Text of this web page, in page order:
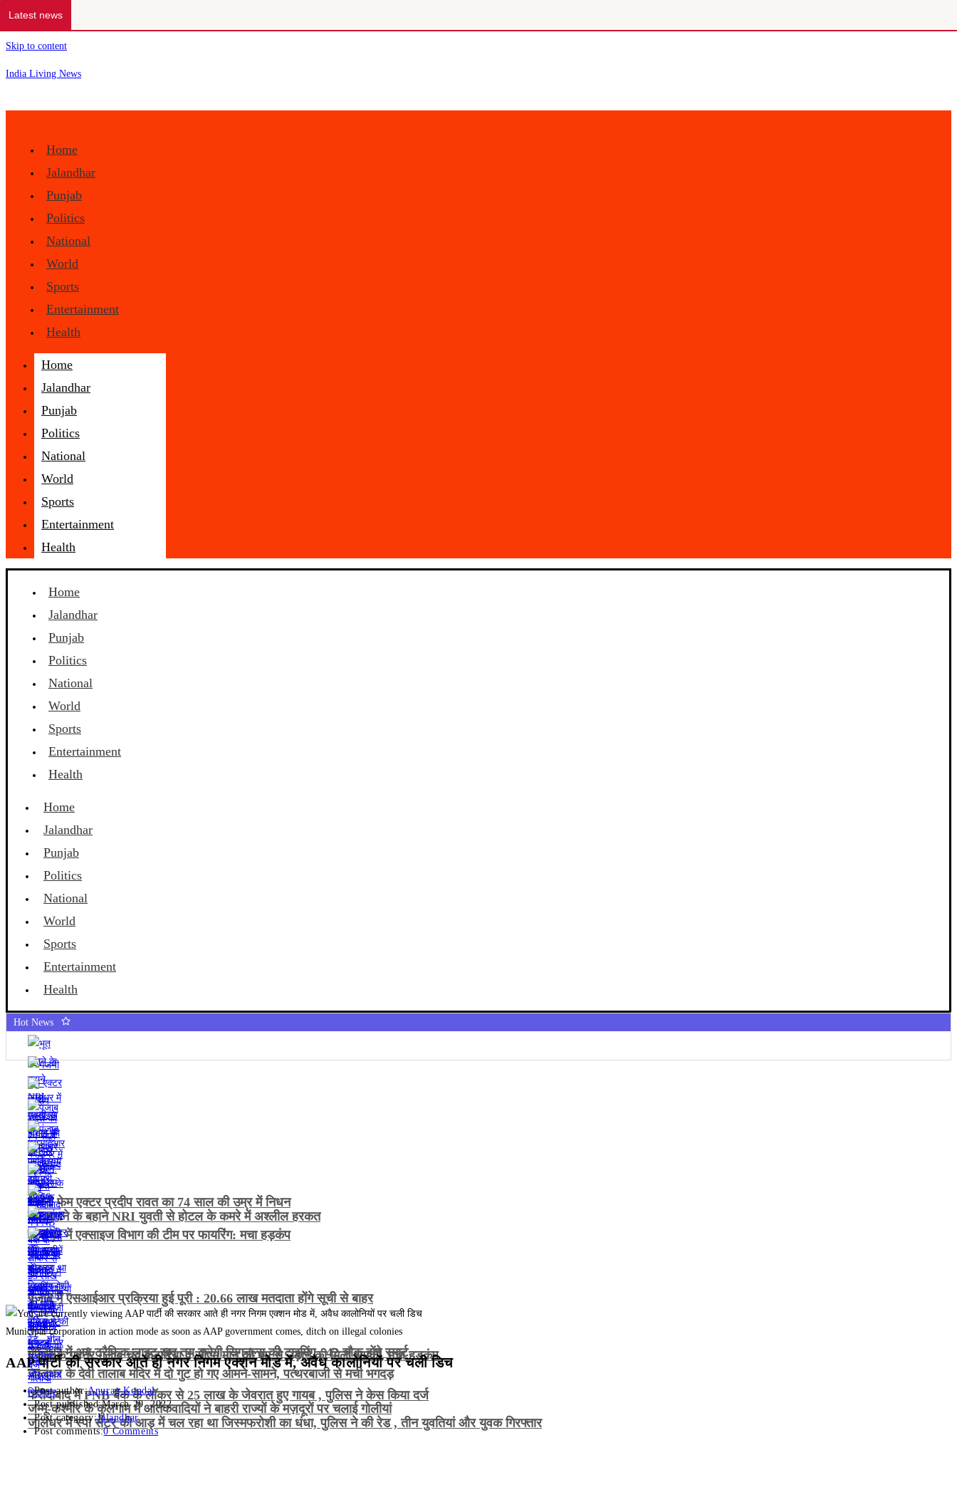
Latest news
Skip to content
India Living News
Home
Jalandhar
Punjab
Politics
National
World
Sports
Entertainment
Health
Home
Jalandhar
Punjab
Politics
National
World
Sports
Entertainment
Health
Home
Jalandhar
Punjab
Politics
National
World
Sports
Entertainment
Health
Home
Jalandhar
Punjab
Politics
National
World
Sports
Entertainment
Health
Hot News
भूत भगाने के बहाने NRI युवती से होटल के कमरे में अश्लील हरकत
गजनी फेम एक्टर प्रदीप रावत का 74 साल की उम्र में निधन
जालंधर में एक्साइज विभाग की टीम पर फायरिंग: मचा हड़कंप
पंजाब में एसआईआर प्रक्रिया हुई पूरी : 20.66 लाख मतदाता होंगे सूची से बाहर
पंजाब के गवर्नर गुलाब चंद कटारिया व सीएम मान को बम से उड़ाने की मिली धमकी, मचा हड़कंप
जालंधर में अब ट्रैफिक लाइट खुद तय करेगी सिगनल्स की टाइमिंग , 42 चौक होंगे स्मार्ट
जालंधर के देवी तालाब मंदिर में दो गुट हो गए आमने-सामने, पत्थरबाजी से मची भगदड़
फरीदाबाद में PNB बैंक के लॉकर से 25 लाख के जेवरात हुए गायब , पुलिस ने केस किया दर्ज
जालंधर में स्पा सेंटर की आड़ में चल रहा था जिस्मफरोशी का धंधा, पुलिस ने की रेड , तीन युवतियां और युवक गिरफ्तार
जम्मू-कश्मीर के कुलगाम में आतंकवादियों ने बाहरी राज्यों के मज़दूरों पर चलाई गोलीयां
Municipal corporation in action mode as soon as AAP government comes, ditch on illegal colonies
AAP पार्टी की सरकार आते ही नगर निगम एक्शन मोड में, अवैध कालोनियों पर चली डिच
Post author:Anurag Kondal
Post published:March 29, 2022
Post category:Jalandhar
Post comments:0 Comments